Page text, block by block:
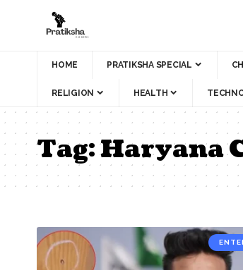
HOME PRATIKSHA SPECIAL
RELIGION HEALTH
Tag:Haryana